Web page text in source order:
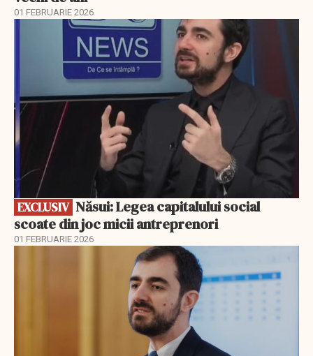
01 FEBRUARIE 2026
EXCLUSIV
EXCLUSIV
scoate din joc micii antreprenori
01 FEBRUARIE 2026